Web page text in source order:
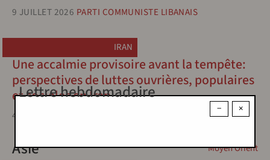
9 JUILLET 2026 PARTI COMMUNISTE LIBANAIS
IRAN
Une accalmie provisoire avant la tempête:
perspectives de luttes ouvrières, populaires
et sociales en Iran
4 JUILLET 2026
Moyen Orient
Asie
×
−
Lettre hebdomadaire